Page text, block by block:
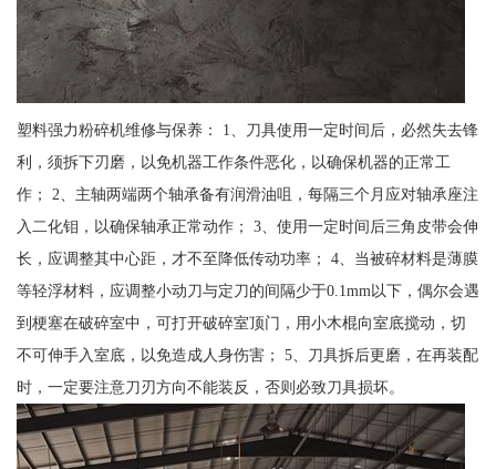
塑料强力粉碎机维修与保养： 1、刀具使用一定时间后，必然失去锋
利，须拆下刃磨，以免机器工作条件恶化，以确保机器的正常工
作； 2、主轴两端两个轴承备有润滑油咀，每隔三个月应对轴承座注
入二化钼，以确保轴承正常动作； 3、使用一定时间后三角皮带会伸
长，应调整其中心距，才不至降低传动功率； 4、当被碎材料是薄膜
等轻浮材料，应调整小动刀与定刀的间隔少于0.1mm以下，偶尔会遇
到梗塞在破碎室中，可打开破碎室顶门，用小木棍向室底搅动，切
不可伸手入室底，以免造成人身伤害； 5、刀具拆后更磨，在再装配
时，一定要注意刀刃方向不能装反，否则必致刀具损坏。